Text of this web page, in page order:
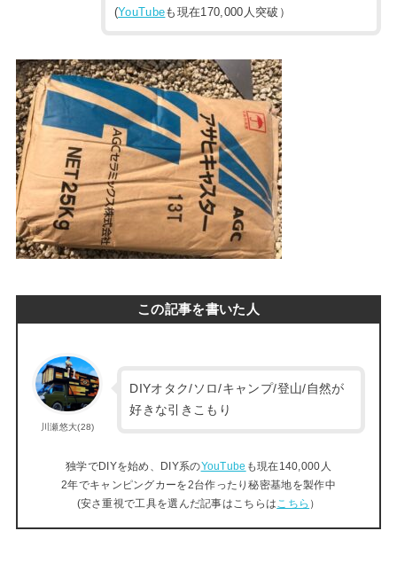
(YouTubeも現在170,000人突破）
この記事を書いた人
川瀬悠大(28)
DIYオタク/ソロ/キャンプ/登山/自然が
好きな引きこもり
独学でDIYを始め、DIY系のYouTube も現在140,000人
2年でキャンピングカーを2台作ったり秘密基地を製作中
(安さ重視で工具を選んだ記事はこちらは こちら ）